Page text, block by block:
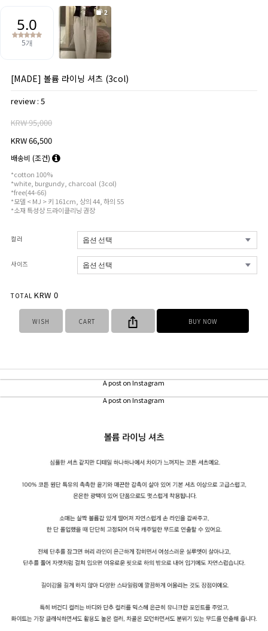
[MADE] 볼륨 라이닝 셔츠 (3col)
review : 5
KRW 95,000
KRW 66,500
배송비 (조건)
*cotton 100%
*white, burgundy, charcoal (3col)
*free(44-66)
*모델 < MJ > 키 161cm, 상의 44, 하의 55
*소재 특성상 드라이클리닝 권장
컬러
사이즈
TOTAL KRW 0
WISH CART BUY NOW
A post on Instagram
A post on Instagram